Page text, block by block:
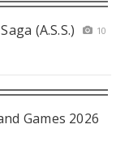
(A.S.S.)
10
Games 2026